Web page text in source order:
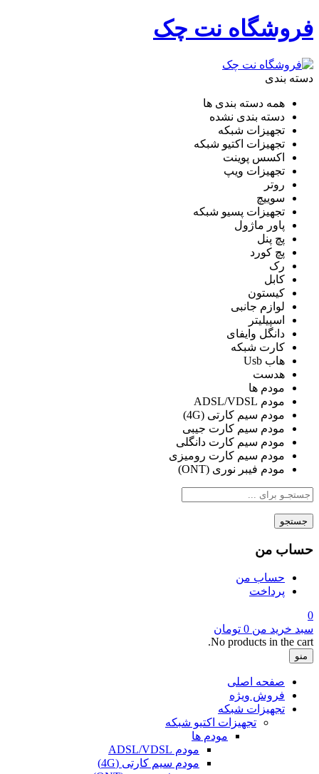
فروشگاه نت چک
دسته بندی
همه دسته بندی ها
دسته بندی نشده
تجهیزات شبکه
تجهیزات اکتیو شبکه
اکسس پوینت
تجهیزات ویپ
روتر
سوییچ
تجهیزات پسیو شبکه
پاور ماژول
پچ پنل
پچ کورد
رک
کابل
کیستون
لوازم جانبی
اسپیلیتر
دانگل وایفای
کارت شبکه
هاب Usb
هدست
مودم ها
مودم ADSL/VDSL
مودم سیم کارتی (4G)
مودم سیم کارت جیبی
مودم سیم کارت دانگلی
مودم سیم کارت رومیزی
مودم فیبر نوری (ONT)
جستجو
حساب من
حساب من
پرداخت
0
سبد خرید من 0 تومان
No products in the cart.
منو
صفحه اصلی
فروش ویژه
تجهیزات شبکه
تجهیزات اکتیو شبکه
مودم ها
مودم ADSL/VDSL
مودم سیم کارتی (4G)